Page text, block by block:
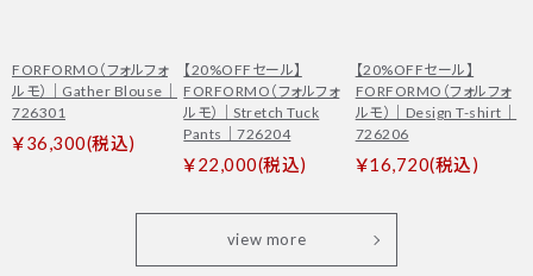
FORFORMO（フォルフォ
ルモ）｜Gather Blouse｜
726301
￥36,300(税込)
【20%OFFセール】
FORFORMO（フォルフォ
ルモ）｜Stretch Tuck
Pants｜726204
￥22,000(税込)
【20%OFFセール】
FORFORMO（フォルフォ
ルモ）｜Design T-shirt｜
726206
￥16,720(税込)
view more